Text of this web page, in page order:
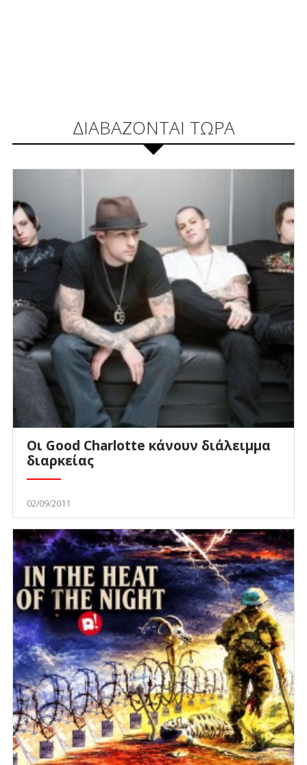
ΔΙΑΒΑΖΟΝΤΑΙ ΤΩΡΑ
Οι Good Charlotte κάνουν διάλειμμα
διαρκείας
02/09/2011